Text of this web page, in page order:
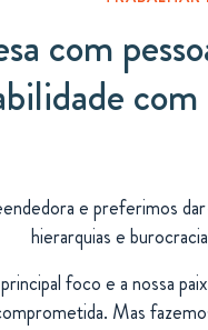
com
e preferimos
hierarquias e
foco e a nossa
Mas